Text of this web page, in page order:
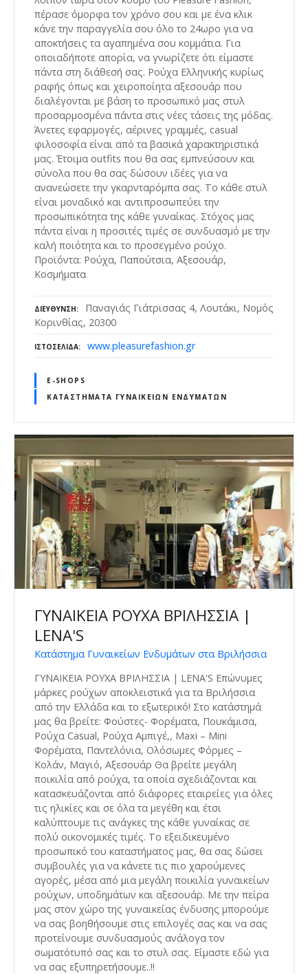
πέρασε όμορφα τον χρόνο σου και με ένα κλικ
κάνε την παραγγελία σου όλο το 24ωρο για να
αποκτήσεις τα αγαπημένα σου κομμάτια. Για
οποιαδήποτε απορία, να γνωρίζετε ότι είμαστε
πάντα στη διάθεσή σας. Ρούχα Ελληνικής κυρίως
ραφής όπως και χειροποίητα αξεσουάρ που
διαλέγονται με βάση το προσωπικό μας στυλ
προσαρμοσμένα πάντα στις νέες τάσεις της μόδας.
Άνετες εφαρμογές, αέρινες γραμμές, casual
φιλοσοφία είναι από τα βασικά χαρακτηριστικά
μας. Έτοιμα outfits που θα σας εμπνεύσουν και
σύνολα που θα σας δώσουν ιδέες για να
ανανεώσετε την γκαρνταρόμπα σας. Το κάθε στυλ
είναι μοναδικό και αντιπροσωπεύει την
προσωπικότητα της κάθε γυναίκας. Στόχος μας
πάντα είναι η προσιτές τιμές σε συνδυασμό με την
καλή ποιότητα και το προσεγμένο ρούχο.
Προϊόντα: Ρούχα, Παπούτσια, Αξεσουάρ,
Κοσμήματα
ΔΙΕΎΘΥΝΣΗ
Παναγιάς Γιάτρισσας 4, Λουτάκι, Νομός
Κορινθίας, 20300
ΙΣΤΟΣΕΛΊΔΑ www.pleasurefashion.gr
E-SHOPS
ΚΑΤΑΣΤΉΜΑΤΑ ΓΥΝΑΙΚΕΊΩΝ ΕΝΔΥΜΆΤΩΝ
ΓΥΝΑΙΚΕΙΑ ΡΟΥΧΑ ΒΡΙΛΗΣΣΙΑ |
LENA'S
Κατάστημα Γυναικείων Ενδυμάτων στα Βριλήσσια
ΓΥΝΑΙΚΕΙΑ ΡΟΥΧΑ ΒΡΙΛΗΣΣΙΑ | LENA'S Επώνυμες
μάρκες ρούχων αποκλειστικά για τα Βριλήσσια
από την Ελλάδα και το εξωτερικό! Στο κατάστημά
μας θα βρείτε: Φούστες- Φορέματα, Πουκάμισα,
Ρούχα Casual, Ρούχα Αμπιγέ,, Maxi – Mini
Φορέματα, Παντελόνια, Ολόσωμες Φόρμες –
Κολάν, Μαγιό, Αξεσουάρ Θα βρείτε μεγάλη
ποικιλία από ρούχα, τα οποία σχεδιάζονται και
κατασκευάζονται από διάφορες εταιρείες για όλες
τις ηλικίες και σε όλα τα μεγέθη και έτσι
καλύπτουμε τις ανάγκες της κάθε γυναίκας σε
πολύ οικονομικές τιμές. Το εξειδικευμένο
προσωπικό του καταστήματος μας, θα σας δώσει
συμβουλές για να κάνετε τις πιο χαρούμενες
αγορές, μέσα από μια μεγάλη ποικιλία γυναικείων
ρούχων, υποδημάτων και αξεσουάρ. Με την πείρα
μας στον χώρο της γυναικείας ένδυσης μπορούμε
να σας βοηθήσουμε στις επιλογές σας και να σας
προτείνουμε συνδυασμούς ανάλογα τον
σωματότυπό σας και το στυλ σας. Είμαστε εδώ για
να σας εξυπηρετήσουμε..!!